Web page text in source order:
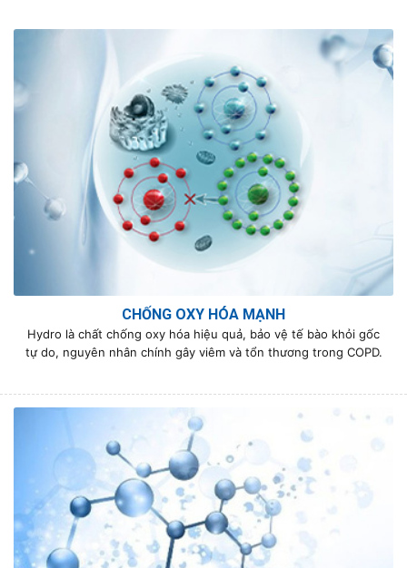
CHỐNG OXY HÓA MẠNH
Hydro là chất chống oxy hóa hiệu quả, bảo vệ tế bào khỏi gốc
tự do, nguyên nhân chính gây viêm và tổn thương trong COPD.